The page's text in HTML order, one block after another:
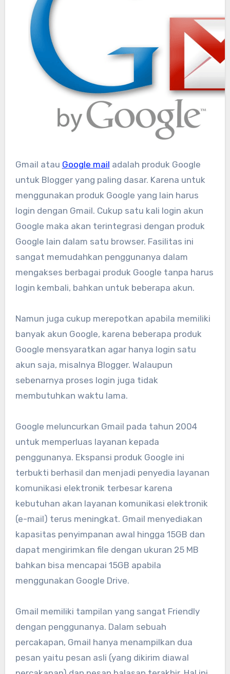
Gmail atau Google mail adalah produk Google
untuk Blogger yang paling dasar. Karena untuk
menggunakan produk Google yang lain harus
login dengan Gmail. Cukup satu kali login akun
Google maka akan terintegrasi dengan produk
Google lain dalam satu browser. Fasilitas ini
sangat memudahkan penggunanya dalam
mengakses berbagai produk Google tanpa harus
login kembali, bahkan untuk beberapa akun.
Namun juga cukup merepotkan apabila memiliki
banyak akun Google, karena beberapa produk
Google mensyaratkan agar hanya login satu
akun saja, misalnya Blogger. Walaupun
sebenarnya proses login juga tidak
membutuhkan waktu lama.
Google meluncurkan Gmail pada tahun 2004
untuk memperluas layanan kepada
penggunanya. Ekspansi produk Google ini
terbukti berhasil dan menjadi penyedia layanan
komunikasi elektronik terbesar karena
kebutuhan akan layanan komunikasi elektronik
(e-mail) terus meningkat. Gmail menyediakan
kapasitas penyimpanan awal hingga 15GB dan
dapat mengirimkan file dengan ukuran 25 MB
bahkan bisa mencapai 15GB apabila
menggunakan Google Drive.
Gmail memiliki tampilan yang sangat Friendly
dengan penggunanya. Dalam sebuah
percakapan, Gmail hanya menampilkan dua
pesan yaitu pesan asli (yang dikirim diawal